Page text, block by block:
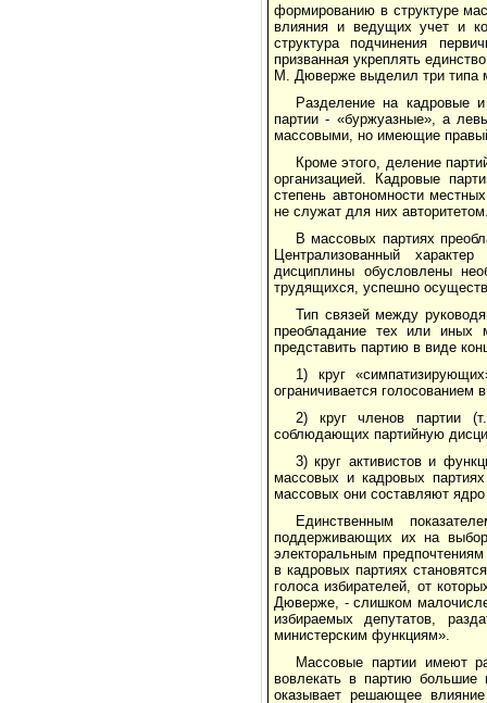
формированию в структуре
влияния и ведущих учет и
структура подчинения
призванная укреплять
М. Дюверже выделил три типа
Разделение на кадровые
партии - «буржуазные», а
массовыми, но имеющие
Кроме этого, деление
организацией. Кадровые
степень автономности
не служат для них
В массовых партиях
Централизованный
дисциплины обусловлены
трудящихся, успешно
Тип связей между
преобладание тех или иных
представить партию в виде
1) круг
ограничивается голосованием
2) круг членов партии
соблюдающих партийную
3) круг активистов и
массовых и кадровых
массовых они составляют
Единственным
поддерживающих их на
электоральным
в кадровых партиях
голоса избирателей, от
Дюверже, - слишком
избираемых депутатов,
министерским функциям».
Массовые партии имеют
вовлекать в партию большие
оказывает решающее